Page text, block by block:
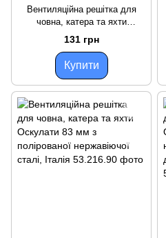
Вентиляційна решітка для
човна, катера та яхти
Оскулати 67х127 мм з
нержавіючої сталі з
дзеркальним поліруванням
131 грн
Купити